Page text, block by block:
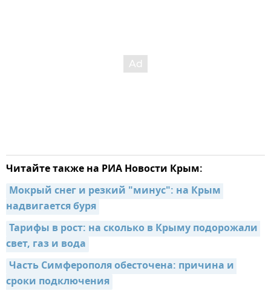
Читайте также на РИА Новости Крым:
Мокрый снег и резкий "минус": на Крым
надвигается буря
Тарифы в рост: на сколько в Крыму подорожали
свет, газ и вода
Часть Симферополя обесточена: причина и
сроки подключения